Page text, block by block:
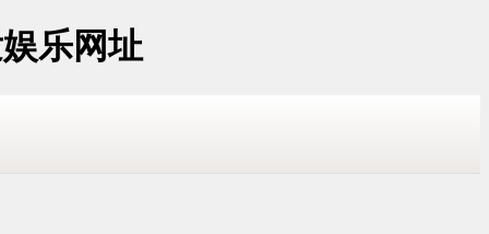
乐网址